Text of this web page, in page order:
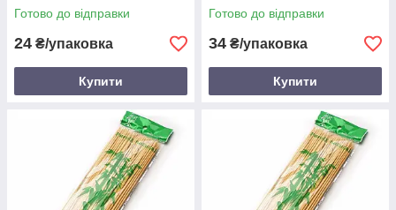
Готово до відправки
24 ₴/упаковка
Купити
Готово до відправки
34 ₴/упаковка
Купити